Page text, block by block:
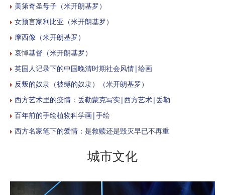
美第奇圣母子（米开朗基罗）
女预言家利比亚（米开朗基罗）
摩西像（米开朗基罗）
哀悼基督（米开朗基罗）
英国人记录下的中国晚清时期社会风情|绘画
反叛的奴隶（被缚的奴隶）（米开朗基罗）
西方艺术里的疫情：丢勒蒙克写实|西方艺术|丢勒
百年前的手绘植物科学画|手绘
西方名家笔下的爱情：是救赎还是毁灭早已不再重
城市文化